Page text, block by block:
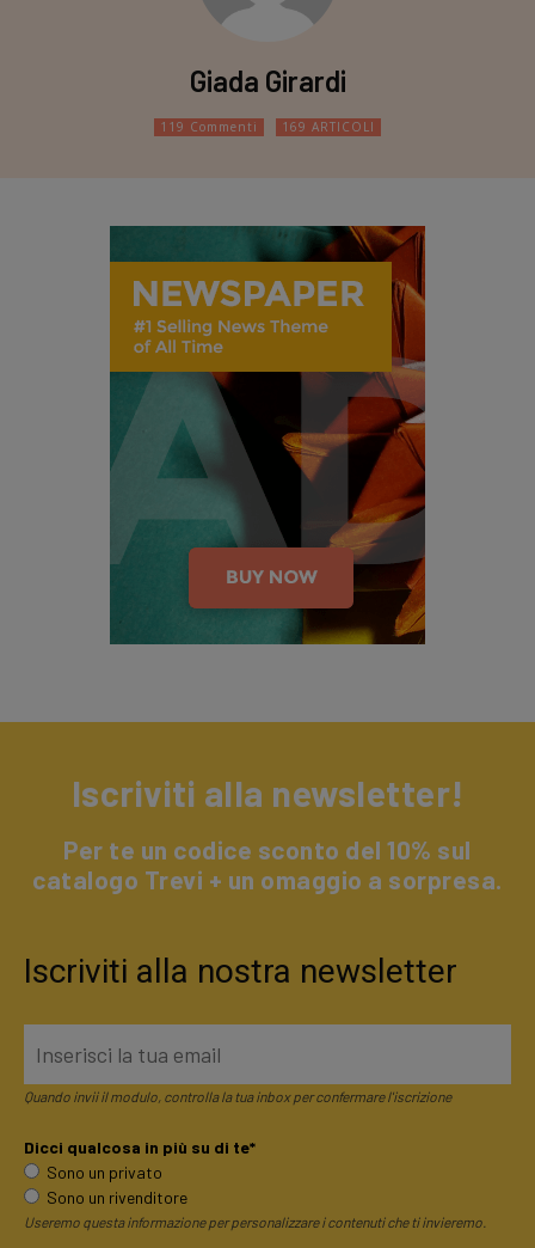
Giada Girardi
119 Commenti 169 ARTICOLI
Iscriviti alla newsletter!
Per te un codice sconto del 10% sul
catalogo Trevi + un omaggio a sorpresa.
Iscriviti alla nostra newsletter
Quando invii il modulo, controlla la tua inbox per confermare l'iscrizione
Dicci qualcosa in più su di te*
Sono un privato
Sono un rivenditore
Useremo questa informazione per personalizzare i contenuti che ti invieremo.